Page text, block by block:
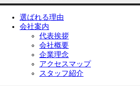
選ばれる理由
会社案内
代表挨拶
会社概要
企業理念
アクセスマップ
スタッフ紹介